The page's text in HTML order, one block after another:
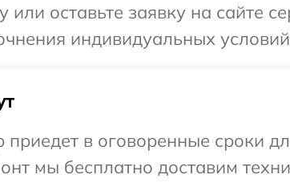
оставьте заявку на сайте
индивидуальных
в оговоренные сроки
мы бесплатно доставим